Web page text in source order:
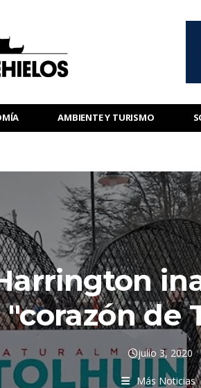
AMBIENTE Y TURISMO
"corazón de
julio 3, 2020
Más Noticias